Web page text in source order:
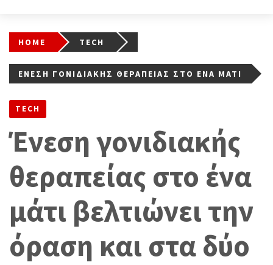
HOME TECH
ΈΝΕΣΗ ΓΟΝΙΔΙΑΚΉΣ ΘΕΡΑΠΕΊΑΣ ΣΤΟ ΈΝΑ ΜΆΤΙ
TECH
Ένεση γονιδιακής
θεραπείας στο ένα
μάτι βελτιώνει την
όραση και στα δύο